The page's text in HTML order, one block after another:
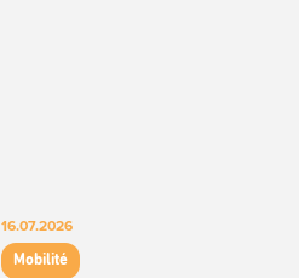
16.07.2026
Mobilité